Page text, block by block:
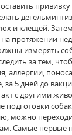
и клещей.
протяжении
измерять
за тем,
аллергии,
за 5 дней до
с другими
подготовки
можно
Самые первые